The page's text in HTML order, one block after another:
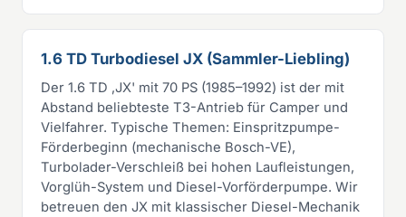
1.6 TD Turbodiesel JX (Sammler-Liebling)
Der 1.6 TD ‚JX' mit 70 PS (1985–1992) ist der mit
Abstand beliebteste T3-Antrieb für Camper und
Vielfahrer. Typische Themen: Einspritzpumpe-
Förderbeginn (mechanische Bosch-VE),
Turbolader-Verschleiß bei hohen Laufleistungen,
Vorglüh-System und Diesel-Vorförderpumpe. Wir
betreuen den JX mit klassischer Diesel-Mechanik